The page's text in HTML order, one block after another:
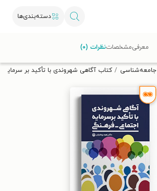
دسته‌بندی‌ها
تخفیف از طاقچه دریافت کن.
جامعه‌شناسی کتاب آگاهی شهروندی با تأکید بر سرمایه
معرفیمشخصاتنظرات (۰)